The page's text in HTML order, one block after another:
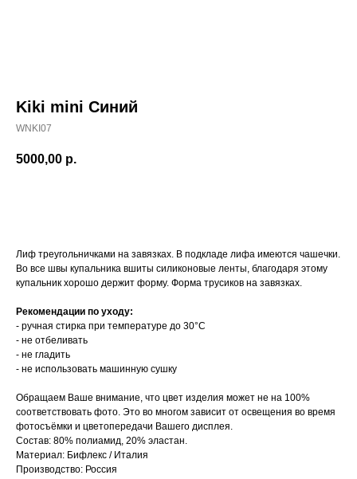
Kiki mini Синий
WNKI07
5000,00 р.
Лиф треугольничками на завязках. В подкладе лифа имеются чашечки.
Во все швы купальника вшиты силиконовые ленты, благодаря этому
купальник хорошо держит форму. Форма трусиков на завязках.
Рекомендации по уходу:
- ручная стирка при температуре до 30°C
- не отбеливать
- не гладить
- не использовать машинную сушку
Обращаем Ваше внимание, что цвет изделия может не на 100%
соответствовать фото. Это во многом зависит от освещения во время
фотосъёмки и цветопередачи Вашего дисплея.
Состав: 80% полиамид, 20% эластан.
Материал: Бифлекс / Италия
Производство: Россия